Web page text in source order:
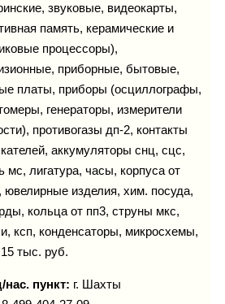
Карты
Фотогалерея
звуковые, видеокарты,
память, керамические и
процессоры),
приборные, бытовые,
платы, приборы (осциллографы,
генераторы, измерители
противогазы дп-2, контакты
аккумуляторы снц, сцс,
мс, лигатура, часы, корпуса от
ювелирные изделия, хим. посуда,
кольца от пп3, струны мкс,
ксп, конденсаторы, микросхемы,
тыс. руб.
нас. пункт: г. Шахты